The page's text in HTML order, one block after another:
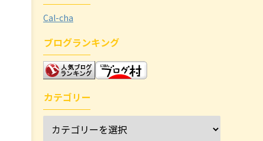
Cal-cha
ブログランキング
カテゴリー